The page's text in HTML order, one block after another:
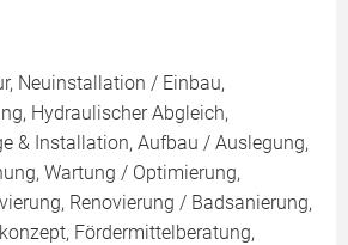
Neuinstallation / Einbau,
Hydraulischer Abgleich,
& Installation, Aufbau / Auslegung,
Wartung / Optimierung,
Renovierung / Badsanierung,
Fördermittelberatung,